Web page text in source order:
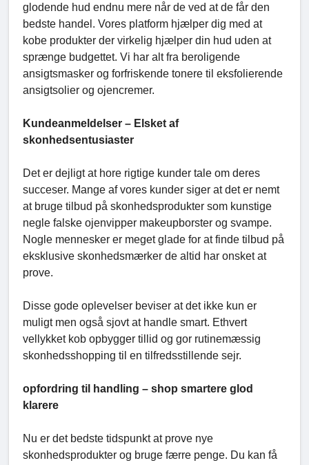
glodende hud endnu mere når de ved at de får den
bedste handel. Vores platform hjælper dig med at
kobe produkter der virkelig hjælper din hud uden at
sprænge budgettet. Vi har alt fra beroligende
ansigtsmasker og forfriskende tonere til eksfolierende
ansigtsolier og ojencremer.
Kundeanmeldelser – Elsket af
skonhedsentusiaster
Det er dejligt at hore rigtige kunder tale om deres
succeser. Mange af vores kunder siger at det er nemt
at bruge tilbud på skonhedsprodukter som kunstige
negle falske ojenvipper makeupborster og svampe.
Nogle mennesker er meget glade for at finde tilbud på
eksklusive skonhedsmærker de altid har onsket at
prove.
Disse gode oplevelser beviser at det ikke kun er
muligt men også sjovt at handle smart. Ethvert
vellykket kob opbygger tillid og gor rutinemæssig
skonhedsshopping til en tilfredsstillende sejr.
opfordring til handling – shop smartere glod
klarere
Nu er det bedste tidspunkt at prove nye
skonhedsprodukter og bruge færre penge. Du kan få